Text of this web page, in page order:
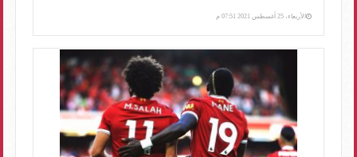
الأربعاء، 25 أغسطس 2021 07:51 م